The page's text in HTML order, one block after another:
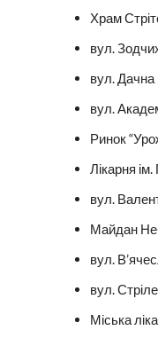
Храм
вул.
вул. Дачна
вул.
Ринок
Лікарня
вул.
Майдан
вул.
вул.
Міська